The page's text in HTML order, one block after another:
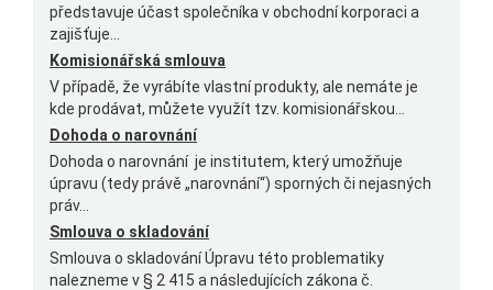
představuje účast společníka v obchodní korporaci a
zajišťuje...
Komisionářská smlouva
V případě, že vyrábíte vlastní produkty, ale nemáte je
kde prodávat, můžete využít tzv. komisionářskou...
Dohoda o narovnání
Dohoda o narovnání je institutem, který umožňuje
úpravu (tedy právě „narovnání“) sporných či nejasných
práv...
Smlouva o skladování
Smlouva o skladování Úpravu této problematiky
nalezneme v § 2 415 a následujících zákona č.